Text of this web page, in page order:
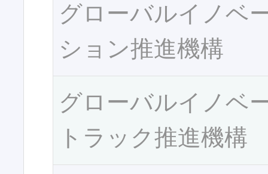
グローバルイノベ
ション推進機構
グローバルイノベ
トラック推進機構